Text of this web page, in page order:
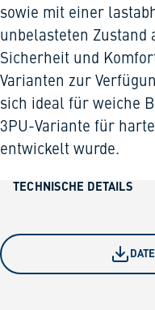
sowie mit einer
unbelasteten Zustand
Sicherheit und
Varianten zur
sich ideal für weiche
3PU-Variante für
entwickelt wurde.
TECHNISCHE DETAILS